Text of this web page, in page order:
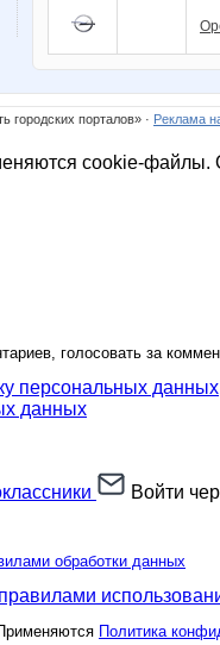
порталов» · Реклама
cookie-файлы.
голосовать за
персональных данных
данных
Войти
обработки данных
правилами
Политика